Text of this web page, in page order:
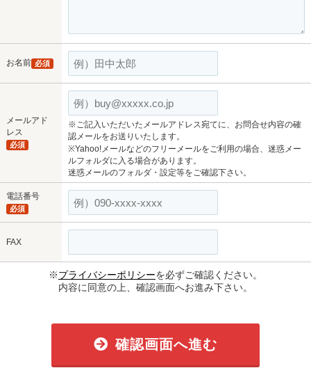
お名前 必須
メールアド
レス
必須
※ご記入いただいたメールアドレス宛てに、お問合せ内容の確
認メールをお送りいたします。
※Yahoo!メールなどのフリーメールをご利用の場合、迷惑メー
ルフォルダに入る場合があります。
迷惑メールのフォルダ・設定等をご確認下さい。
電話番号
必須
FAX
※プライバシーポリシーを必ずご確認ください。
内容に同意の上、確認画面へお進み下さい。
確認画面へ進む